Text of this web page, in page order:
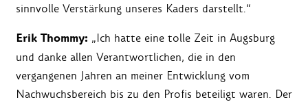
sinnvolle Verstärkung unseres Kaders darstellt.“
Erik Thommy: „Ich hatte eine tolle Zeit in Augsburg
und danke allen Verantwortlichen, die in den
vergangenen Jahren an meiner Entwicklung vom
Nachwuchsbereich bis zu den Profis beteiligt waren. Der